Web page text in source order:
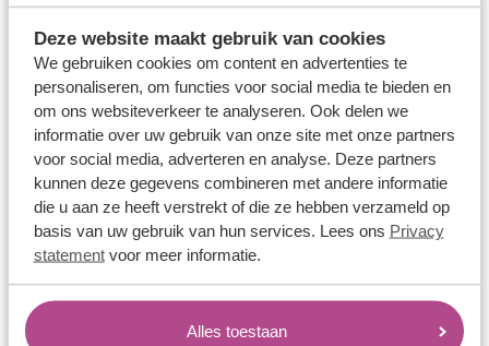
Deze website maakt gebruik van cookies
We gebruiken cookies om content en advertenties te
personaliseren, om functies voor social media te bieden en
om ons websiteverkeer te analyseren. Ook delen we
informatie over uw gebruik van onze site met onze partners
voor social media, adverteren en analyse. Deze partners
kunnen deze gegevens combineren met andere informatie
die u aan ze heeft verstrekt of die ze hebben verzameld op
basis van uw gebruik van hun services. Lees ons Privacy
statementvoor meer informatie.
Alles toestaan
Welke trouwring past bij jouw levensstijl?
na jaren nog even mooi? In deze blog ontdek je welke
techniek, legering en duurzaamheid passen bij jullie liefde